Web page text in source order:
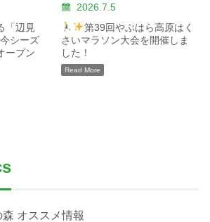
「辺見
今シーズ
ープン
2026.7.5
第39回やぶはら高原はく
さいマラソン大会を開催しま
した！
Read More
森 オススメ情報